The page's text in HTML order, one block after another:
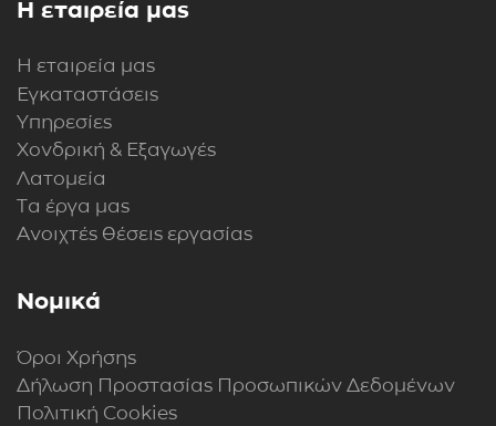
Η εταιρεία μας
Η εταιρεία μας
Εγκαταστάσεις
Υπηρεσίες
Χονδρική & Εξαγωγές
Λατομεία
Τα έργα μας
Ανοιχτές θέσεις εργασίας
Νομικά
Όροι Χρήσης
Δήλωση Προστασίας Προσωπικών Δεδομένων
Πολιτική Cookies